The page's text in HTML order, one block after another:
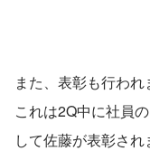
また、表彰も行われ
これは2Q中に社員
して佐藤が表彰さ